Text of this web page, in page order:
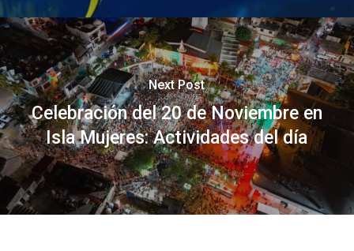
Next Post
Celebración del 20 de Noviembre en
Isla Mujeres: Actividades del día